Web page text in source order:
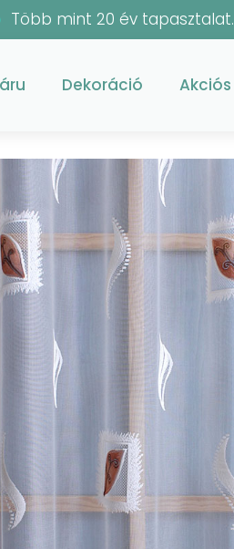
Több mint 20 év tapasztalat.
Dekoráció Akciós